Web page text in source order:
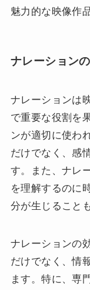
魅力的な映像作
ナレーション
ナレーションは
で重要な役割を
ンが適切に使わ
だけでなく、感
す。また、ナレ
を理解するのに
分が生じること
ナレーションの
だけでなく、情
ます。特に、専